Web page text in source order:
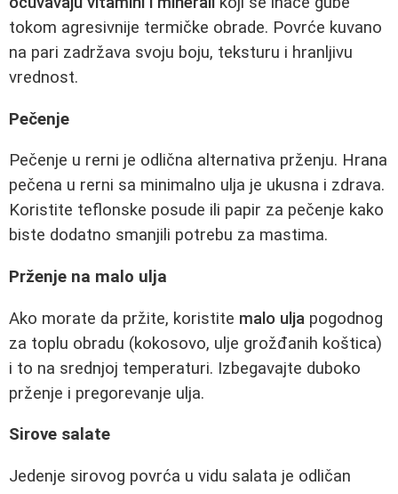
tokom agresivnije termičke obrade. Povrće kuvano
na pari zadržava svoju boju, teksturu i hranljivu
vrednost.
Pečenje
Pečenje u rerni je odlična alternativa prženju. Hrana
pečena u rerni sa minimalno ulja je ukusna i zdrava.
Koristite teflonske posude ili papir za pečenje kako
biste dodatno smanjili potrebu za mastima.
Prženje na malo ulja
Ako morate da pržite, koristite malo ulja pogodnog
za toplu obradu (kokosovo, ulje grožđanih koštica)
i to na srednjoj temperaturi. Izbegavajte duboko
prženje i pregorevanje ulja.
Sirove salate
Jedenje sirovog povrća u vidu salata je odličan